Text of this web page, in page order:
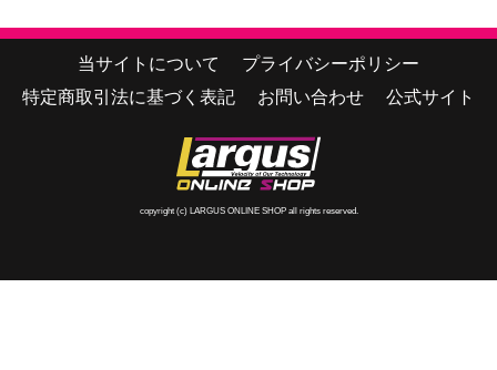
当サイトについて
プライバシーポリシー
特定商取引法に基づく表記
お問い合わせ 公式サイト
copyright (c) LARGUS ONLINE SHOP all rights reserved.